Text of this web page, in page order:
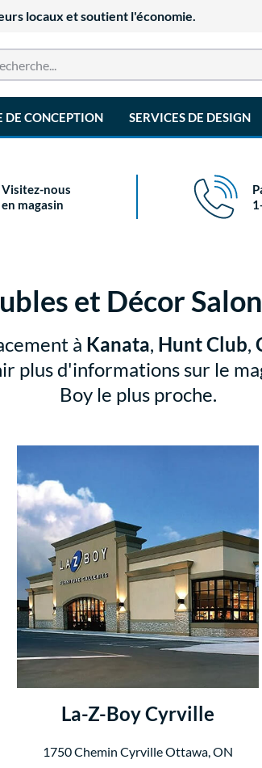
locaux et soutient l'économie.
DE CONCEPTION SERVICES DE DESIGN
Visitez-nous
en magasin
et Décor
à Kanata, Hunt Club,
plus d'informations sur le
Boy le plus proche.
La-Z-Boy Cyrville
1750 Chemin Cyrville Ottawa, ON